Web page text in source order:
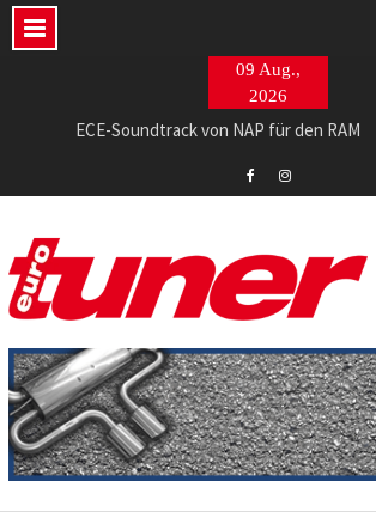
09 Aug.,
2026
ECE-Soundtrack von NAP für den RAM
Barracuda Razzer am Ingolstädter Topmodell